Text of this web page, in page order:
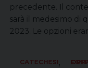
precedente. Il
sarà il medesimo
2023. Le opzioni
CATECHESI,